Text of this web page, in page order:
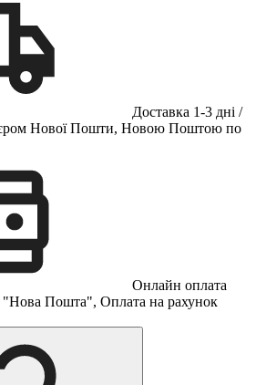
Доставка 1-3 дні /
Нової Пошти, Новою Поштою по
Онлайн оплата
"Нова Пошта", Оплата на рахунок